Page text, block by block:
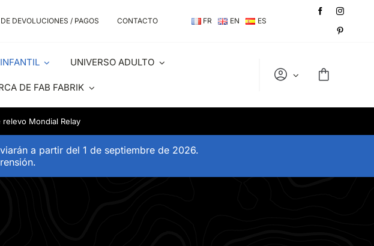
DEVOLUCIONES / PAGOS CONTACTO FR EN ES
UNIVERSO ADULTO
DE FAB FABRIK
Mondial Relay
a partir del 1 de septiembre de 2026.